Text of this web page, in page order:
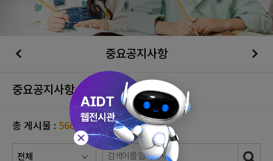
중요공지사항
중요공지사항
총 게시물 : 566